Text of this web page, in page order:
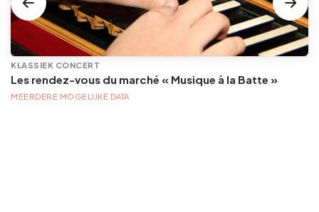
KLASSIEK CONCERT
Les rendez-vous du marché « Musique à la Batte »
MEERDERE MOGELIJKE DATA